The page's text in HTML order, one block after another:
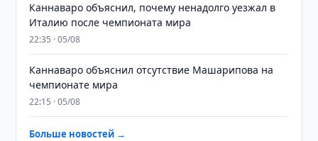
Каннаваро объяснил, почему ненадолго уезжал в
Италию после чемпионата мира
22:35 · 05/08
Каннаваро объяснил отсутствие Машарипова на
чемпионате мира
22:15 · 05/08
Больше новостей →